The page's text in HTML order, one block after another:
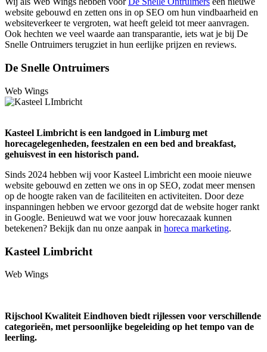
website gebouwd en zetten ons in op SEO om hun vindbaarheid en
websiteverkeer te vergroten, wat heeft geleid tot meer aanvragen.
Ook hechten we veel waarde aan transparantie, iets wat je bij De
Snelle Ontruimers terugziet in hun eerlijke prijzen en reviews.
De Snelle Ontruimers
Web Wings
Kasteel Limbricht is een landgoed in Limburg met
horecagelegenheden, feestzalen en een bed and breakfast,
gehuisvest in een historisch pand.
Sinds 2024 hebben wij voor Kasteel Limbricht een mooie nieuwe
website gebouwd en zetten we ons in op SEO, zodat meer mensen
op de hoogte raken van de faciliteiten en activiteiten. Door deze
inspanningen hebben we ervoor gezorgd dat de website hoger rankt
in Google. Benieuwd wat we voor jouw horecazaak kunnen
betekenen? Bekijk dan nu onze aanpak in horeca marketing.
Kasteel Limbricht
Web Wings
Rijschool Kwaliteit Eindhoven biedt rijlessen voor verschillende
categorieën, met persoonlijke begeleiding op het tempo van de
leerling.